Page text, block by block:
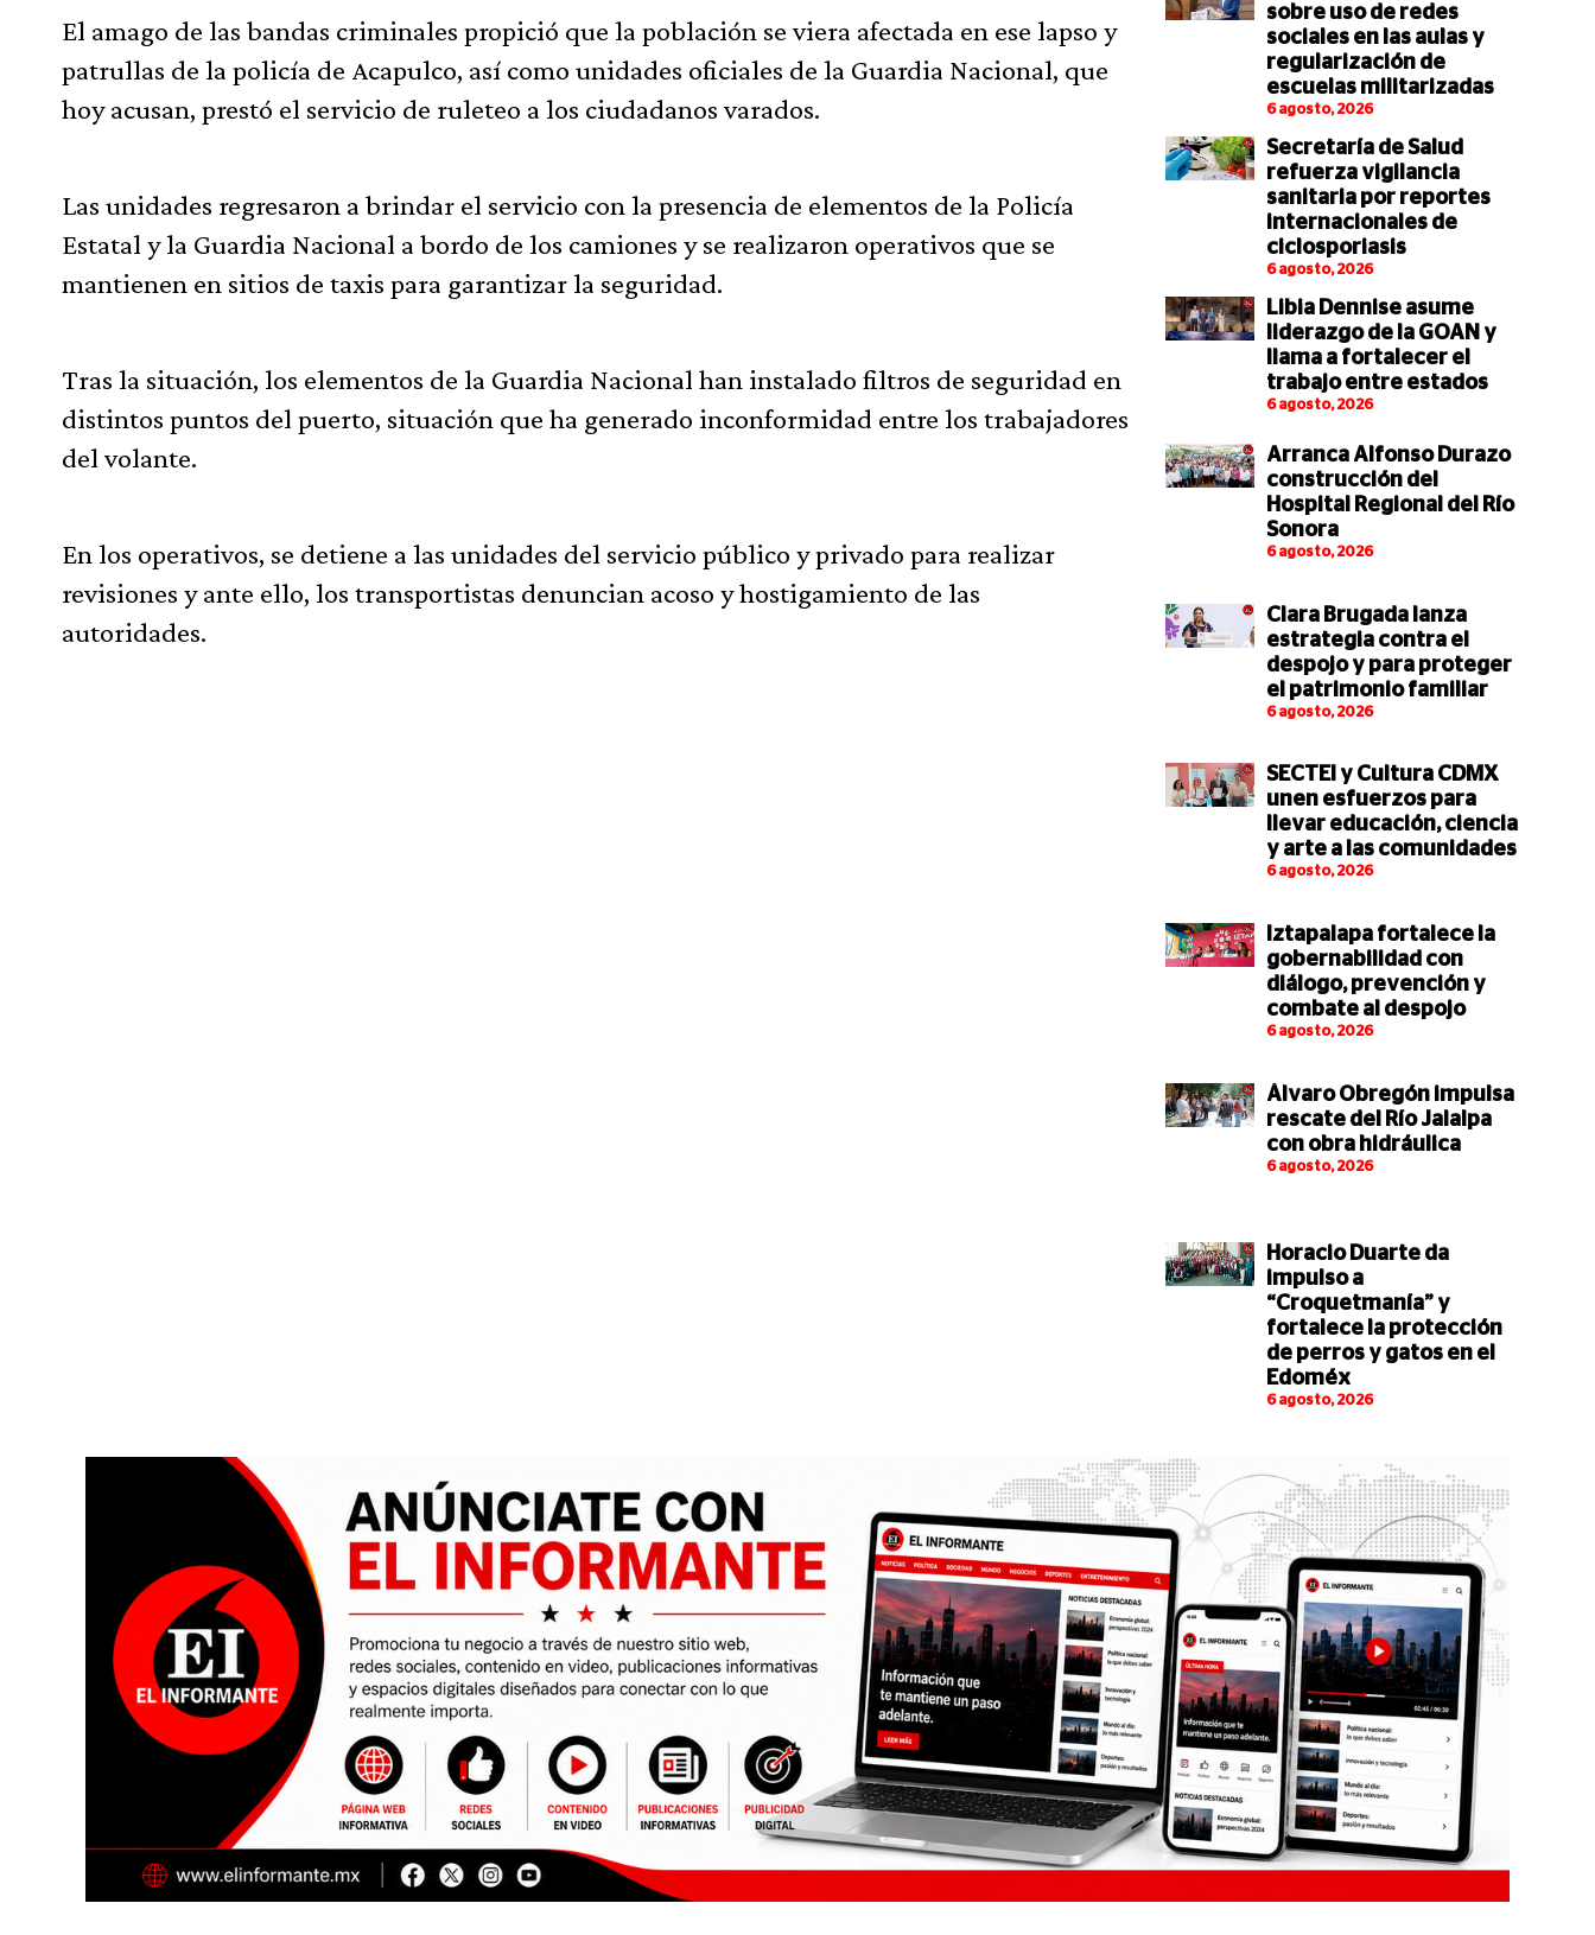
El amago de las bandas criminales propició que la población se viera afectada en ese lapso y
patrullas de la policía de Acapulco, así como unidades oficiales de la Guardia Nacional, que
hoy acusan, prestó el servicio de ruleteo a los ciudadanos varados.
Las unidades regresaron a brindar el servicio con la presencia de elementos de la Policía
Estatal y la Guardia Nacional a bordo de los camiones y se realizaron operativos que se
mantienen en sitios de taxis para garantizar la seguridad.
Tras la situación, los elementos de la Guardia Nacional han instalado filtros de seguridad en
distintos puntos del puerto, situación que ha generado inconformidad entre los trabajadores
del volante.
En los operativos, se detiene a las unidades del servicio público y privado para realizar
revisiones y ante ello, los transportistas denuncian acoso y hostigamiento de las
autoridades.
sobre uso de redes
sociales en las aulas y
regularización de
escuelas militarizadas
6 agosto, 2026
Secretaría de Salud
refuerza vigilancia
sanitaria por reportes
internacionales de
ciclosporiasis
6 agosto, 2026
Libia Dennise asume
liderazgo de la GOAN y
llama a fortalecer el
trabajo entre estados
6 agosto, 2026
Arranca Alfonso Durazo
construcción del
Hospital Regional del Río
Sonora
6 agosto, 2026
Clara Brugada lanza
estrategia contra el
despojo y para proteger
el patrimonio familiar
6 agosto, 2026
SECTEI y Cultura CDMX
unen esfuerzos para
llevar educación, ciencia
y arte a las comunidades
6 agosto, 2026
Iztapalapa fortalece la
gobernabilidad con
diálogo, prevención y
combate al despojo
6 agosto, 2026
Álvaro Obregón impulsa
rescate del Río Jalalpa
con obra hidráulica
6 agosto, 2026
Horacio Duarte da
impulso a
“Croquetmanía” y
fortalece la protección
de perros y gatos en el
Edoméx
6 agosto, 2026